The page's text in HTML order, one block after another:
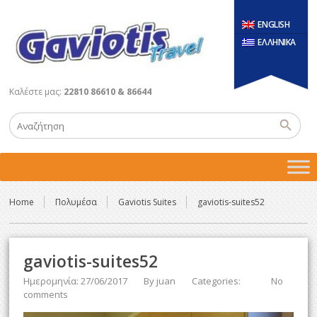
ENGLISH
ΕΛΛΗΝΙΚΑ
Καλέστε μας: 22810 86610 & 86644
Home Πολυμέσα Gaviotis Suites gaviotis-suites52
gaviotis-suites52
Ημερομηνία: 27/06/2017 By juan Categories:
No
comments